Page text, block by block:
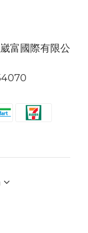
富國際有限公